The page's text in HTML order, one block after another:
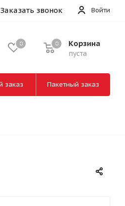
Войти
Заказать звонок
0 Корзина
пуста
0
заказ Пакетный заказ